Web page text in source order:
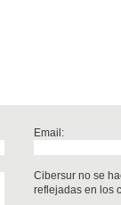
Email:
Cibersur no se
reflejadas en los